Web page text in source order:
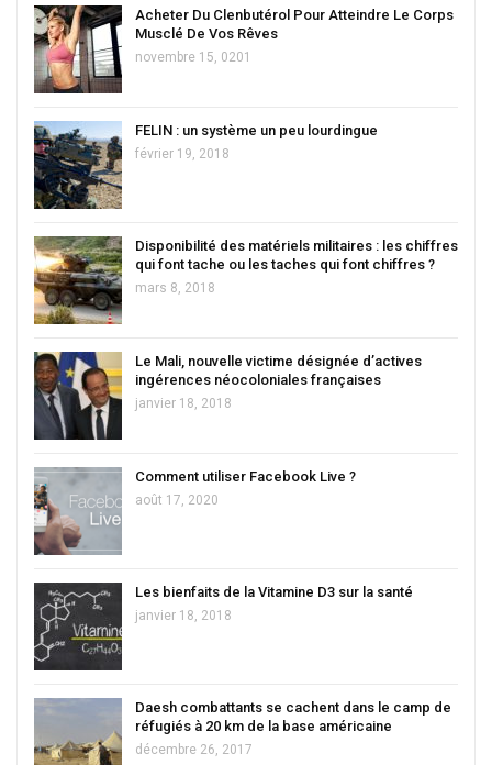
Acheter Du Clenbutérol Pour Atteindre Le Corps
Musclé De Vos Rêves
novembre 15, 0201
FELIN : un système un peu lourdingue
février 19, 2018
Disponibilité des matériels militaires : les chiffres
qui font tache ou les taches qui font chiffres ?
mars 8, 2018
Le Mali, nouvelle victime désignée d’actives
ingérences néocoloniales françaises
janvier 18, 2018
Comment utiliser Facebook Live ?
août 17, 2020
Les bienfaits de la Vitamine D3 sur la santé
janvier 18, 2018
Daesh combattants se cachent dans le camp de
réfugiés à 20 km de la base américaine
décembre 26, 2017